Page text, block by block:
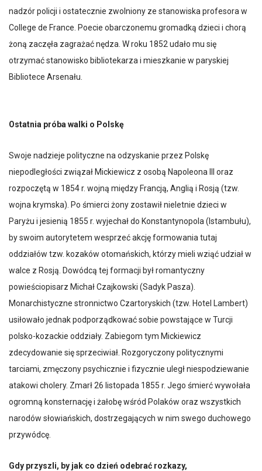
nadzór policji i ostatecznie zwolniony ze stanowiska profesora w
College de France. Poecie obarczonemu gromadką dzieci i chorą
żoną zaczęła zagrażać nędza. W roku 1852 udało mu się
otrzymać stanowisko bibliotekarza i mieszkanie w paryskiej
Bibliotece Arsenału.
Ostatnia próba walki o Polskę
Swoje nadzieje polityczne na odzyskanie przez Polskę
niepodległości związał Mickiewicz z osobą Napoleona III oraz
rozpoczętą w 1854 r. wojną między Francją, Anglią i Rosją (tzw.
wojna krymska). Po śmierci żony zostawił nieletnie dzieci w
Paryżu i jesienią 1855 r. wyjechał do Konstantynopola (Istambułu),
by swoim autorytetem wesprzeć akcję formowania tutaj
oddziałów tzw. kozaków otomańskich, którzy mieli wziąć udział w
walce z Rosją. Dowódcą tej formacji był romantyczny
powieściopisarz Michał Czajkowski (Sadyk Pasza).
Monarchistyczne stronnictwo Czartoryskich (tzw. Hotel Lambert)
usiłowało jednak podporządkować sobie powstające w Turcji
polsko-kozackie oddziały. Zabiegom tym Mickiewicz
zdecydowanie się sprzeciwiał. Rozgoryczony politycznymi
tarciami, zmęczony psychicznie i fizycznie uległ niespodziewanie
atakowi cholery. Zmarł 26 listopada 1855 r. Jego śmierć wywołała
ogromną konsternację i żałobę wśród Polaków oraz wszystkich
narodów słowiańskich, dostrzegających w nim swego duchowego
przywódcę.
Gdy przyszli, by jak co dzień odebrać rozkazy,